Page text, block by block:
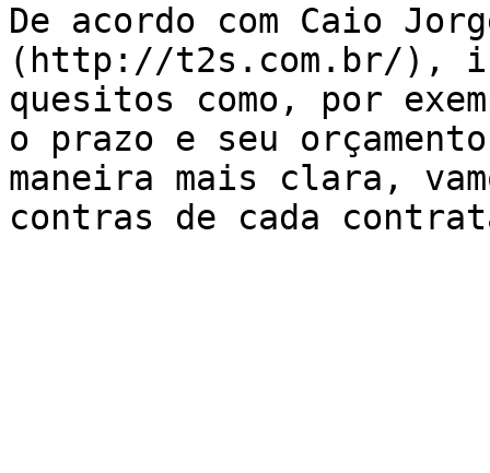
De acordo com Caio
(http://t2s.com.br/),
quesitos como, por
o prazo e seu
maneira mais clara,
contras de cada